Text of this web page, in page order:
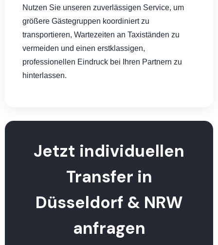
Nutzen Sie unseren zuverlässigen Service, um
größere Gästegruppen koordiniert zu
transportieren, Wartezeiten an Taxiständen zu
vermeiden und einen erstklassigen,
professionellen Eindruck bei Ihren Partnern zu
hinterlassen.
Jetzt individuellen
Transfer in
Düsseldorf & NRW
anfragen